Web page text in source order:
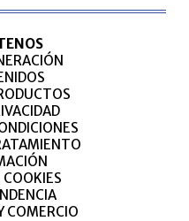
COMERCIO